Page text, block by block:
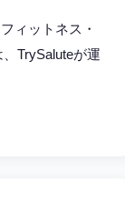
ィットネス・
TrySaluteが運